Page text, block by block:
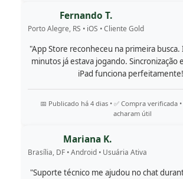
Fernando T.
Porto Alegre, RS • iOS • Cliente Gold
"App Store reconheceu na primeira
minutos já estava jogando. Sincronização
iPad funciona
📅 Publicado há 4 dias • ✅ Compra verificada
acharam útil
Mariana K.
Brasília, DF • Android • Usuária Ativa
"Suporte técnico me ajudou no chat